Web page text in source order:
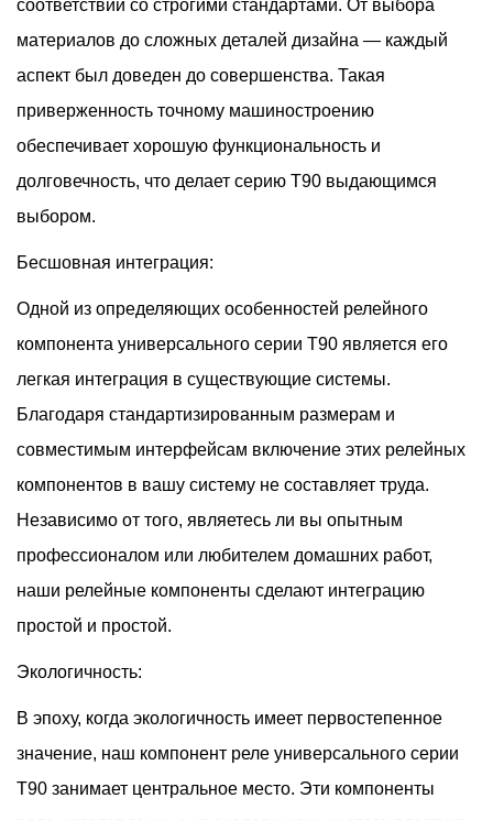
соответствии со строгими стандартами. От выбора
материалов до сложных деталей дизайна — каждый
аспект был доведен до совершенства. Такая
приверженность точному машиностроению
обеспечивает хорошую функциональность и
долговечность, что делает серию T90 выдающимся
выбором.
Бесшовная интеграция:
Одной из определяющих особенностей релейного
компонента универсального серии T90 является его
легкая интеграция в существующие системы.
Благодаря стандартизированным размерам и
совместимым интерфейсам включение этих релейных
компонентов в вашу систему не составляет труда.
Независимо от того, являетесь ли вы опытным
профессионалом или любителем домашних работ,
наши релейные компоненты сделают интеграцию
простой и простой.
Экологичность:
В эпоху, когда экологичность имеет первостепенное
значение, наш компонент реле универсального серии
T90 занимает центральное место. Эти компоненты